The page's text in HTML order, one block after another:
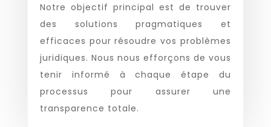
Notre objectif principal est de trouver
des solutions pragmatiques et
efficaces pour résoudre vos problèmes
juridiques. Nous nous efforçons de vous
tenir informé à chaque étape du
processus pour assurer une
transparence totale.